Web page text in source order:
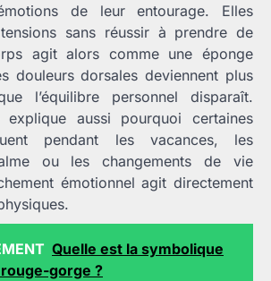
de leur entourage. Elles
sans réussir à prendre de
agit alors comme une éponge
douleurs dorsales deviennent plus
l’équilibre personnel disparaît.
explique aussi pourquoi certaines
pendant les vacances, les
ou les changements de vie
émotionnel agit directement
Quelle est la symbolique
gorge ?